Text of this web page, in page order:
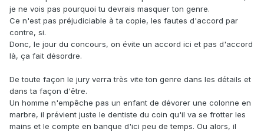
je ne vois pas pourquoi tu devrais masquer ton genre.
Ce n'est pas préjudiciable à ta copie, les fautes d'accord par
contre, si.
Donc, le jour du concours, on évite un accord ici et pas d'accord
là, ça fait désordre.
De toute façon le jury verra très vite ton genre dans les détails et
dans ta façon d'être.
Un homme n'empêche pas un enfant de dévorer une colonne en
marbre, il prévient juste le dentiste du coin qu'il va se frotter les
mains et le compte en banque d'ici peu de temps. Ou alors, il